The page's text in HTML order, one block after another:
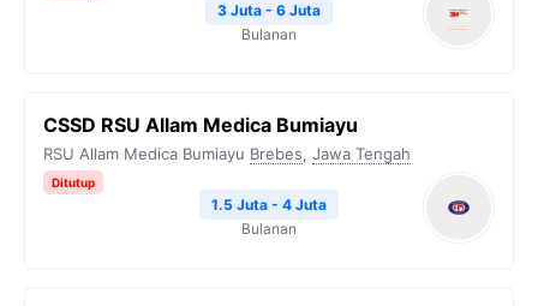
3 Juta - 6 Juta
Bulanan
CSSD RSU Allam Medica Bumiayu
RSU Allam Medica Bumiayu Brebes, Jawa Tengah
Ditutup
1.5 Juta - 4 Juta
Bulanan